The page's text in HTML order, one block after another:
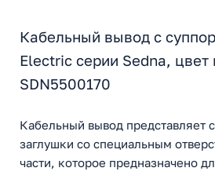
Кабельный вывод с
Electric серии Sedna, цвет
SDN5500170
Кабельный вывод представляет
заглушки со специальным
части, которое предназначено